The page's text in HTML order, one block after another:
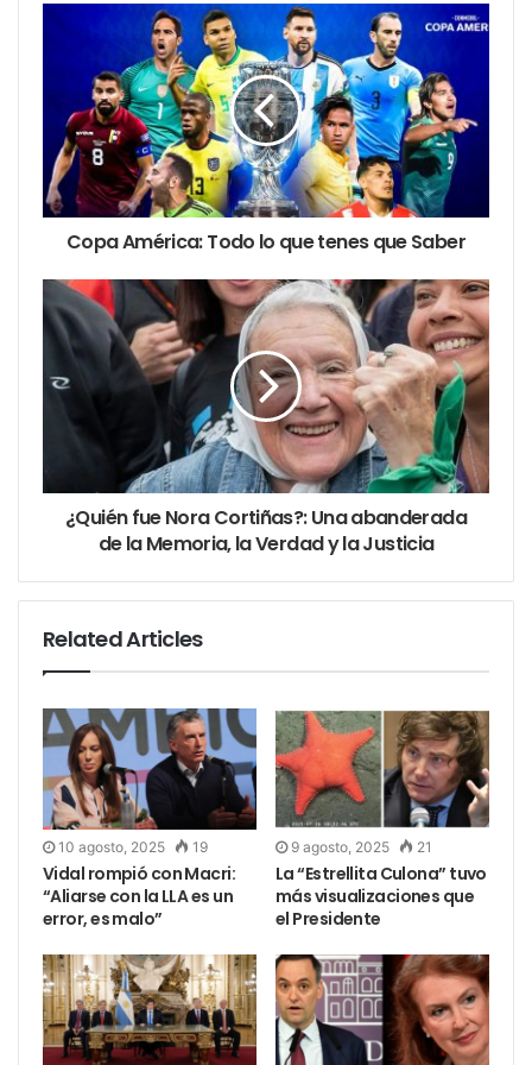
Con respecto al blanqueo, los dos cambios
sustanciales que se sumaron al texto fueron la
exclusión de los hermanos de los funcionarios para
adherir al régimen. A su vez, tampoco podrán
hacerlo aquellos funcionarios públicos que
ejercieron un cargo en los últimos 10 años.
RIGI
El Régimen de Incentivos para Grandes Inversiones
(RIGI) fue uno de los ejes de discusión que atravesó
cada sesión informativa que se desarrolló durante
mayo. En ese punto, el Gobierno limó la redacción
del artículo 163, que vulneraba algunos aspectos de
las autonomías provinciales.
También, agregó la obligación para que las empresas
que adhieran al RIGI tengan que presentar un plan
de desarrollo con proveedores locales. Equipararon
los beneficios fiscales y cambiarios.
Regalías mineras
Se trata de una de las concesiones de último
Copa América: Todo lo que tenes que Saber
¿Quién fue Nora Cortiñas?: Una abanderada
de la Memoria, la Verdad y la Justicia
Related Articles
10 agosto, 2025 19
Vidal rompió con Macri:
“Aliarse con la LLA es un
error, es malo”
9 agosto, 2025 21
La “Estrellita Culona” tuvo
más visualizaciones que
el Presidente